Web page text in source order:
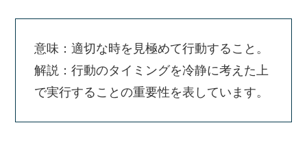
意味：適切な時を見極めて行動すること。
解説：行動のタイミングを冷静に考えた上
で実行することの重要性を表しています。